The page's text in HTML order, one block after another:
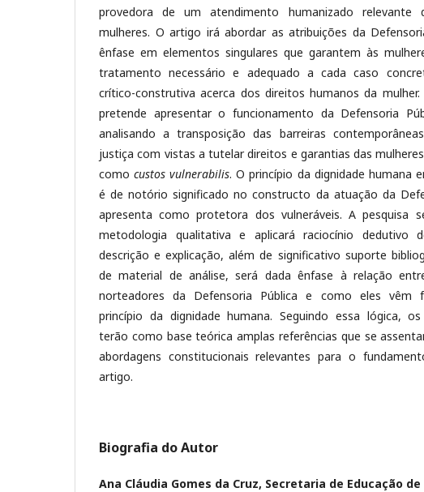
provedora de um atendimento humanizado relevante
mulheres. O artigo irá abordar as atribuições da
ênfase em elementos singulares que garantem às
tratamento necessário e adequado a cada caso
crítico-construtiva acerca dos direitos humanos da mulher.
pretende apresentar o funcionamento da Defensoria
analisando a transposição das barreiras
justiça com vistas a tutelar direitos e garantias das
comocustos vulnerabilis. O princípio da dignidade humana
é de notório significado no constructo da atuação da
apresenta como protetora dos vulneráveis. A pesquisa
metodologia qualitativa e aplicará raciocínio dedutivo
descrição e explicação, além de significativo suporte
de material de análise, será dada ênfase à relação
norteadores da Defensoria Pública e como eles vêm
princípio da dignidade humana. Seguindo essa lógica,
terão como base teórica amplas referências que se
abordagens constitucionais relevantes para o
artigo.
Biografia do Autor
Ana Cláudia Gomes da Cruz, Secretaria de Educação